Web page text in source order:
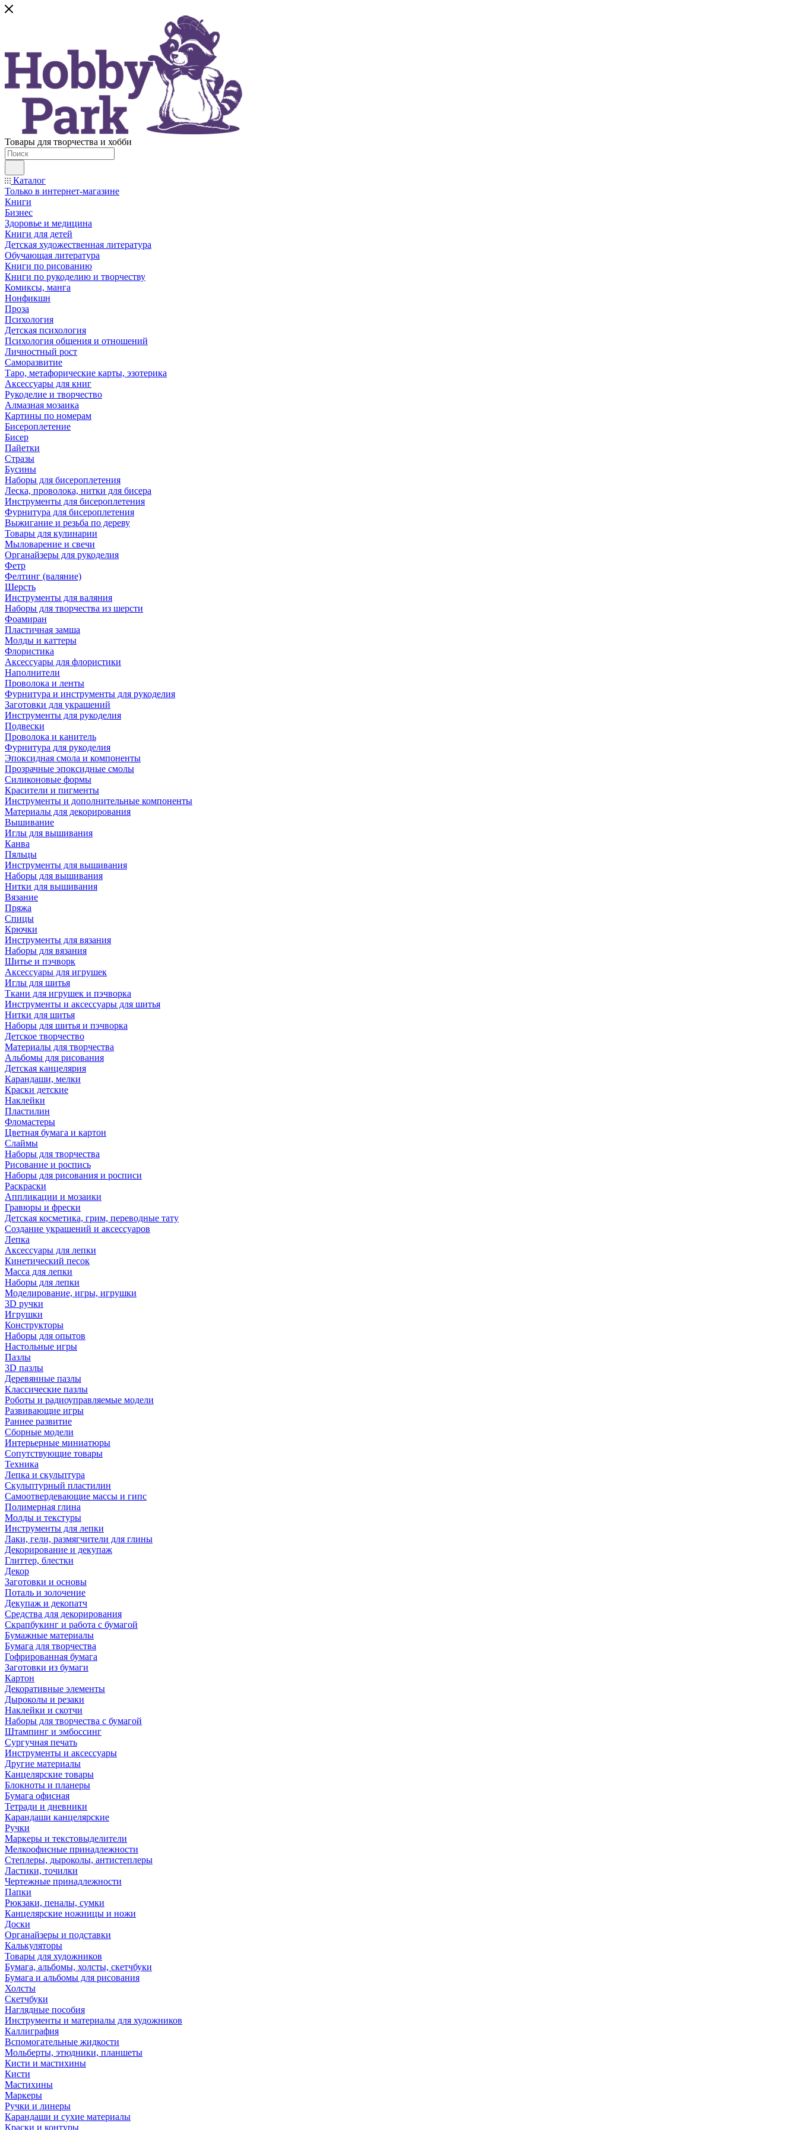
Товары для творчества и хобби
Каталог
Только в интернет-магазине
Книги
Бизнес
Здоровье и медицина
Книги для детей
Детская художественная литература
Обучающая литература
Книги по рисованию
Книги по рукоделию и творчеству
Комиксы, манга
Нонфикшн
Проза
Психология
Детская психология
Психология общения и отношений
Личностный рост
Саморазвитие
Таро, метафорические карты, эзотерика
Аксессуары для книг
Рукоделие и творчество
Алмазная мозаика
Картины по номерам
Бисероплетение
Бисер
Пайетки
Стразы
Бусины
Наборы для бисероплетения
Леска, проволока, нитки для бисера
Инструменты для бисероплетения
Фурнитура для бисероплетения
Выжигание и резьба по дереву
Товары для кулинарии
Мыловарение и свечи
Органайзеры для рукоделия
Фетр
Фелтинг (валяние)
Шерсть
Инструменты для валяния
Наборы для творчества из шерсти
Фоамиран
Пластичная замша
Молды и каттеры
Флористика
Аксессуары для флористики
Наполнители
Проволока и ленты
Фурнитура и инструменты для рукоделия
Заготовки для украшений
Инструменты для рукоделия
Подвески
Проволока и канитель
Фурнитура для рукоделия
Эпоксидная смола и компоненты
Прозрачные эпоксидные смолы
Силиконовые формы
Красители и пигменты
Инструменты и дополнительные компоненты
Материалы для декорирования
Вышивание
Иглы для вышивания
Канва
Пяльцы
Инструменты для вышивания
Наборы для вышивания
Нитки для вышивания
Вязание
Пряжа
Спицы
Крючки
Инструменты для вязания
Наборы для вязания
Шитье и пэчворк
Аксессуары для игрушек
Иглы для шитья
Ткани для игрушек и пэчворка
Инструменты и аксессуары для шитья
Нитки для шитья
Наборы для шитья и пэчворка
Детское творчество
Материалы для творчества
Альбомы для рисования
Детская канцелярия
Карандаши, мелки
Краски детские
Наклейки
Пластилин
Фломастеры
Цветная бумага и картон
Слаймы
Наборы для творчества
Рисование и роспись
Наборы для рисования и росписи
Раскраски
Аппликации и мозаики
Гравюры и фрески
Детская косметика, грим, переводные тату
Создание украшений и аксессуаров
Лепка
Аксессуары для лепки
Кинетический песок
Масса для лепки
Наборы для лепки
Моделирование, игры, игрушки
3D ручки
Игрушки
Конструкторы
Наборы для опытов
Настольные игры
Пазлы
3D пазлы
Деревянные пазлы
Классические пазлы
Роботы и радиоуправляемые модели
Развивающие игры
Раннее развитие
Сборные модели
Интерьерные миниатюры
Сопутствующие товары
Техника
Лепка и скульптура
Скульптурный пластилин
Самоотвердевающие массы и гипс
Полимерная глина
Молды и текстуры
Инструменты для лепки
Лаки, гели, размягчители для глины
Декорирование и декупаж
Глиттер, блестки
Декор
Заготовки и основы
Поталь и золочение
Декупаж и декопатч
Средства для декорирования
Скрапбукинг и работа с бумагой
Бумажные материалы
Бумага для творчества
Гофрированная бумага
Заготовки из бумаги
Картон
Декоративные элементы
Дыроколы и резаки
Наклейки и скотчи
Наборы для творчества с бумагой
Штампинг и эмбоссинг
Сургучная печать
Инструменты и аксессуары
Другие материалы
Канцелярские товары
Блокноты и планеры
Бумага офисная
Тетради и дневники
Карандаши канцелярские
Ручки
Маркеры и текстовыделители
Мелкоофисные принадлежности
Степлеры, дыроколы, антистеплеры
Ластики, точилки
Чертежные принадлежности
Папки
Рюкзаки, пеналы, сумки
Канцелярские ножницы и ножи
Доски
Органайзеры и подставки
Калькуляторы
Товары для художников
Бумага, альбомы, холсты, скетчбуки
Бумага и альбомы для рисования
Холсты
Скетчбуки
Наглядные пособия
Инструменты и материалы для художников
Каллиграфия
Вспомогательные жидкости
Мольберты, этюдники, планшеты
Кисти и мастихины
Кисти
Мастихины
Маркеры
Ручки и линеры
Карандаши и сухие материалы
Краски и контуры